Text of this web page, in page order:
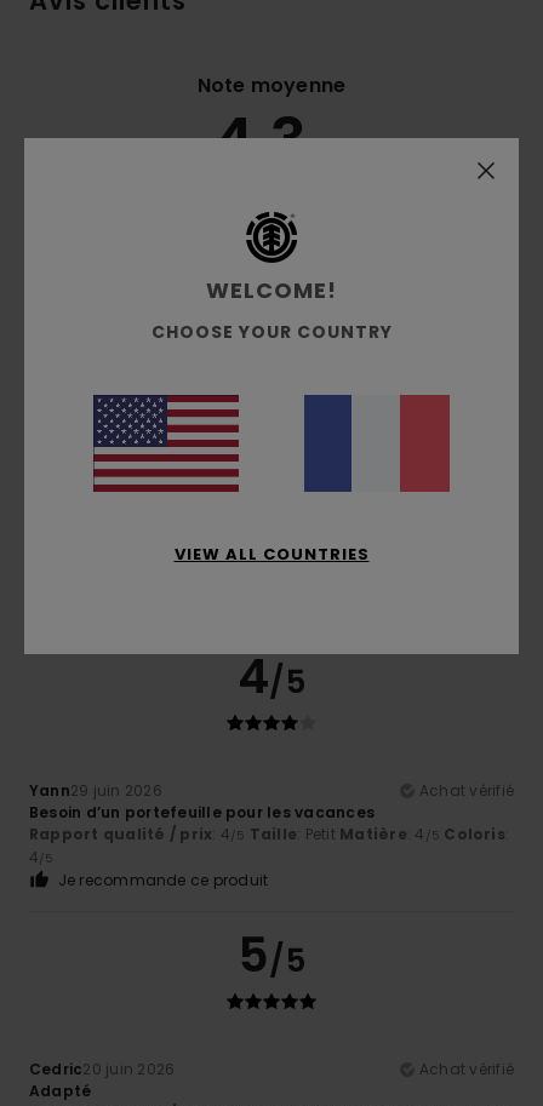
Note moyenne
4.3
3 avis vérifiés
100% de nos clients recommandent ce produit
4.3
Taille
Trop petit Trop grand
4/5
Yann29 juin 2026
Achat vérifié
Besoin d’un portefeuille pour les vacances
Rapport qualité / prix: 4/5 Taille: Petit Matière: 4 /5 Coloris:
4/5
Je recommande ce produit
5/5
Cedric20 juin 2026
Achat vérifié
Adapté
WELCOME!
CHOOSE YOUR COUNTRY
VIEW ALL COUNTRIES